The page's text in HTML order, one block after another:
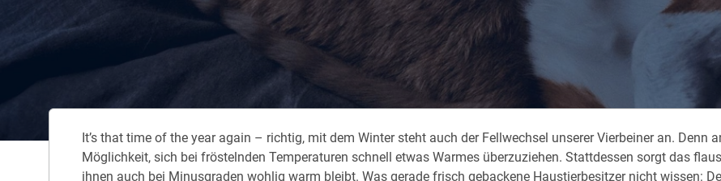
Zahnzusatzversicherung
Zahnzusatzversicherung für Kinder
Rasseportrait des Dackels
Zwingerhusten beim Hund
Würmer, Wurmkur & Entwurmung
Tierarztkosten für Hunde 2025
Listenhunde in Deutschland
Krank im Urlaub
Reiseapotheke
Packliste Urlaub
Portugal Urlaub
Urlaub mit Kindern
It’s that time of the year again – richtig, mit dem Winter steht auch der Fellwechsel unserer Vierbeiner an. Denn
Möglichkeit, sich bei fröstelnden Temperaturen schnell etwas Warmes überzuziehen. Stattdessen sorgt das
ihnen auch bei Minusgraden wohlig warm bleibt. Was gerade frisch gebackene Haustierbesitzer nicht wissen: